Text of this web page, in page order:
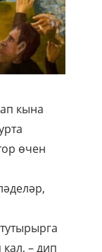
кына
өчен
– дип